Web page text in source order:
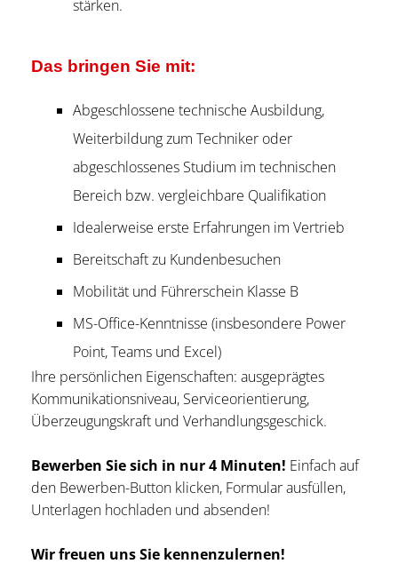
stärken.
Das bringen Sie mit:
Abgeschlossene technische Ausbildung,
Weiterbildung zum Techniker oder
abgeschlossenes Studium im technischen
Bereich bzw. vergleichbare Qualifikation
Idealerweise erste Erfahrungen im Vertrieb
Bereitschaft zu Kundenbesuchen
Mobilität und Führerschein Klasse B
MS-Office-Kenntnisse (insbesondere Power
Point, Teams und Excel)
Ihre persönlichen Eigenschaften: ausgeprägtes
Kommunikationsniveau, Serviceorientierung,
Überzeugungskraft und Verhandlungsgeschick.
Bewerben Sie sich in nur 4 Minuten! Einfach auf
den Bewerben-Button klicken, Formular ausfüllen,
Unterlagen hochladen und absenden!
Wir freuen uns Sie kennenzulernen!